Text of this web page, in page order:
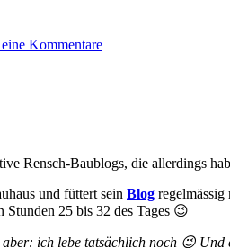
Kommentare
Rensch-Baublogs, die allerdings
und füttert sein Blog
25 bis 32 des Tages 😉
ich lebe tatsächlich noch 😉